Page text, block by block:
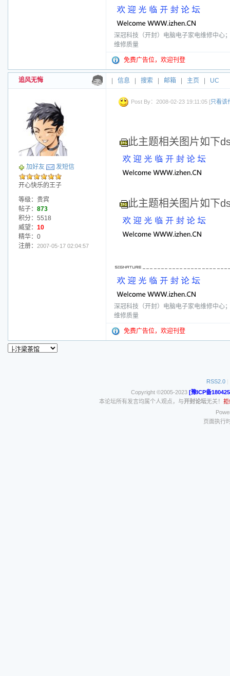
深冠科技（开封）电脑电子家电维修中心
维修质量
免费广告位，欢迎刊登
追风无悔 信息 搜索 邮箱 主页 UC
加好友 发短信
开心快乐的王子
等级：贵宾
帖子： 873
积分：5518
威望： 10
精华：0
注册： 2007-05-17 02:04:57
Post By：2008-02-23 19:11:05 [只看该
此主题相关图片如下
此主题相关图片如下
深冠科技（开封）电脑电子家电维修中心
维修质量
免费广告位，欢迎刊登
RSS2.0 |
Copyright ©2005-2023 [豫ICP备
本论坛所有发言均属个人观点，与开封论坛无关！ 拒
页面执行